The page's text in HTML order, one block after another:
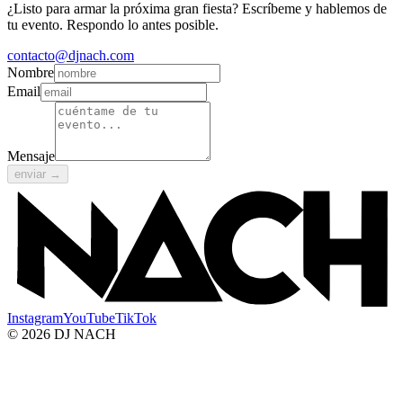
¿Listo para armar la próxima gran fiesta? Escríbeme y hablemos de
tu evento. Respondo lo antes posible.
contacto@djnach.com
Nombre
Email
Mensaje
enviar →
InstagramYouTubeTikTok
© 2026 DJ NACH